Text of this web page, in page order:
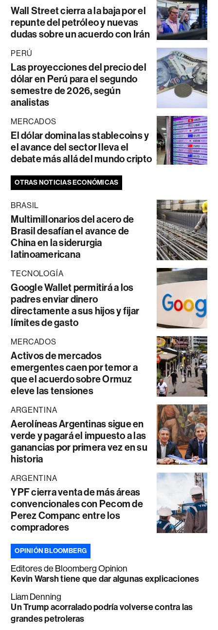
Wall Street cierra a la baja por el
repunte del petróleo y nuevas
dudas sobre un acuerdo con Irán
PERÚ
Las proyecciones del precio del
dólar en Perú para el segundo
semestre de 2026, según
analistas
MERCADOS
El dólar domina las stablecoins y
el avance del sector lleva el
debate más allá del mundo cripto
OTRAS NOTICIAS ECONÓMICAS
BRASIL
Multimillonarios del acero de
Brasil desafían el avance de
China en la siderurgia
latinoamericana
TECNOLOGÍA
Google Wallet permitirá a los
padres enviar dinero
directamente a sus hijos y fijar
límites de gasto
MERCADOS
Activos de mercados
emergentes caen por temor a
que el acuerdo sobre Ormuz
eleve las tensiones
ARGENTINA
Aerolíneas Argentinas sigue en
verde y pagará el impuesto a las
ganancias por primera vez en su
historia
ARGENTINA
YPF cierra venta de más áreas
convencionales con Pecom de
Perez Companc entre los
compradores
OPINIÓN BLOOMBERG
Editores de Bloomberg Opinion
Kevin Warsh tiene que dar algunas explicaciones
Liam Denning
Un Trump acorralado podría volverse contra las
grandes petroleras